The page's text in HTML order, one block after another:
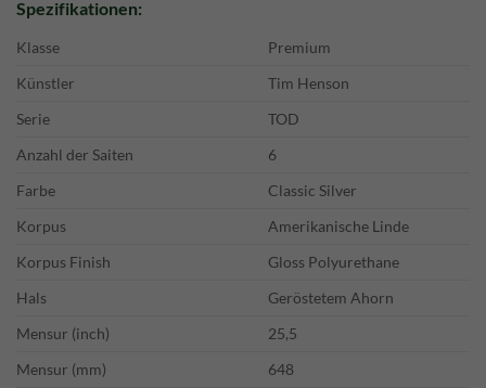
Spezifikationen:
Klasse
Premium
Künstler
Tim Henson
Serie
TOD
Anzahl der Saiten
6
Farbe
Classic Silver
Korpus
Amerikanische Linde
Korpus Finish
Gloss Polyurethane
Hals
Geröstetem Ahorn
Mensur (inch)
25,5
Mensur (mm)
648